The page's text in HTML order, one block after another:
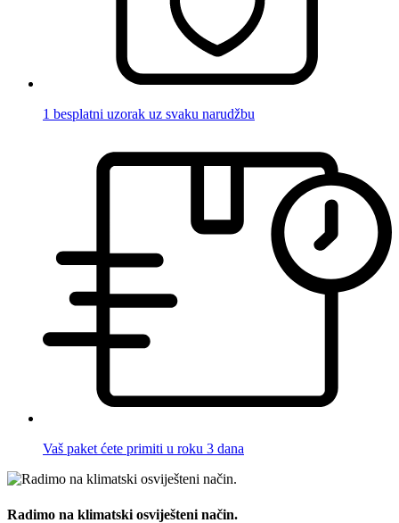
1 besplatni uzorak uz svaku narudžbu
Vaš paket ćete primiti u roku 3 dana
Radimo na klimatski osviješteni način.